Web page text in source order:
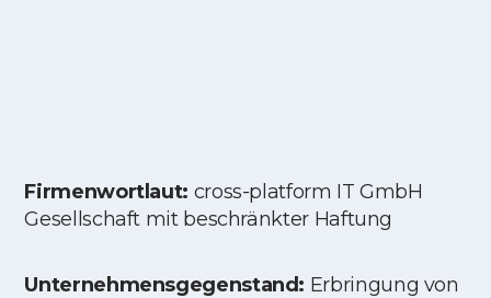
Firmenwortlaut: cross-platform IT GmbH
Gesellschaft mit beschränkter Haftung
Unternehmensgegenstand: Erbringung von